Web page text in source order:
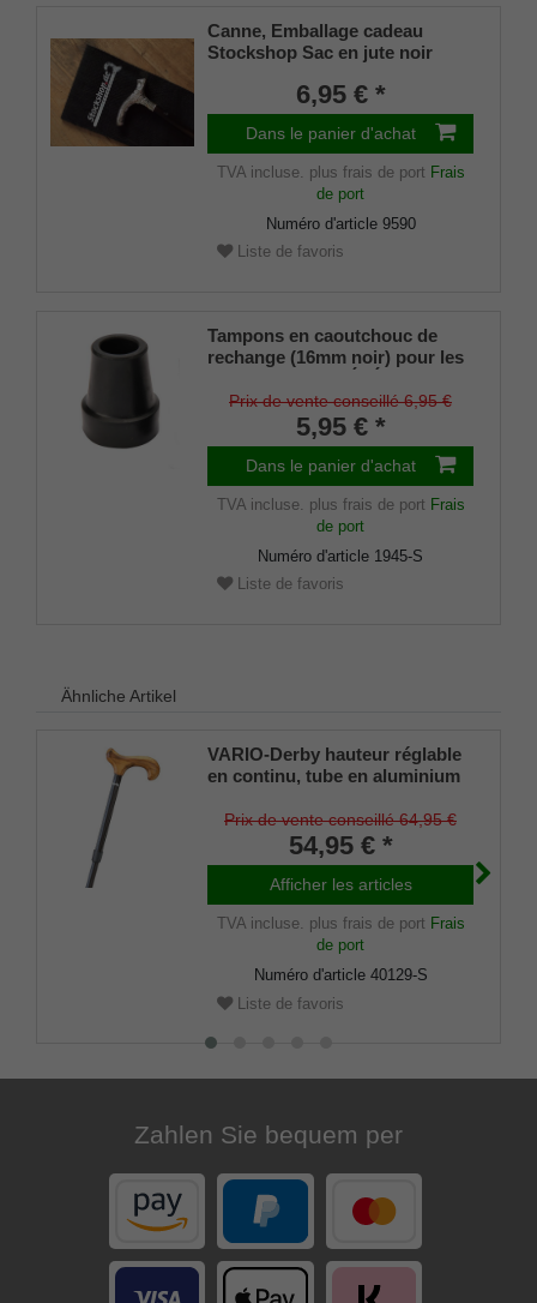
Canne, Emballage cadeau
Stockshop Sac en jute noir
6,95 € *
Dans le panier d'achat
TVA incluse. plus frais de port Frais
de port
Numéro d'article 9590
Liste de favoris
Tampons en caoutchouc de
rechange (16mm noir) pour les
(diamètre intérieur env. 16mm)
avec insert métallique (lot de 2)
Prix de vente conseillé 6,95 €
5,95 € *
Dans le panier d'achat
TVA incluse. plus frais de port Frais
de port
Numéro d'article 1945-S
Liste de favoris
Ähnliche Artikel
VARIO-Derby hauteur réglable
en continu, tube en aluminium
Prix de vente conseillé 64,95 €
54,95 € *
Afficher les articles
TVA incluse. plus frais de port Frais
de port
Numéro d'article 40129-S
Liste de favoris
Zahlen Sie bequem per